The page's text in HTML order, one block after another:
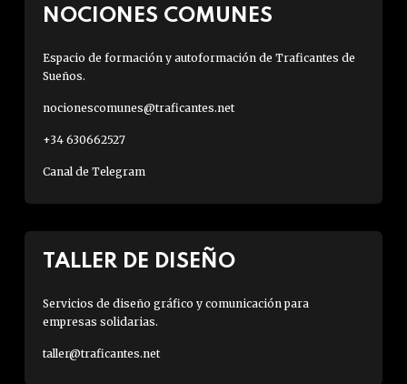
NOCIONES COMUNES
Espacio de formación y autoformación de Traficantes de
Sueños.
nocionescomunes@traficantes.net
+34 630662527
Canal de Telegram
TALLER DE DISEÑO
Servicios de diseño gráfico y comunicación para
empresas solidarias.
taller@traficantes.net